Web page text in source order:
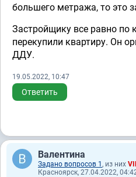
большего метража, то это
Застройщику все равно по
перекупили квартиру. Он
ДДУ.
19.05.2022, 10:47
Ответить
Валентина
Задано вопросов 1 , из них
Красноярск, 27.04.2022,